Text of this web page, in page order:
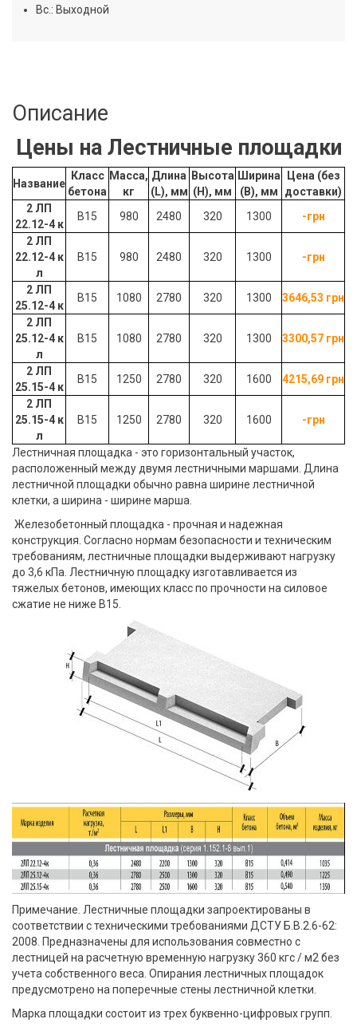
Вс.: Выходной
Описание
Цены на Лестничные площадки
Название
Класс
бетона
Масса,
кг
Длина
(L), мм
Высота
(H), мм
Ширина
(B), мм
Цeна (без
доставки)
2 ЛП
22.12-4 к
B15 980 2480 320 1300
-грн
2 ЛП
22.12-4 к
л
B15 980 2480 320 1300 -грн
2 ЛП
25.12-4 к
B15 1080 2780 320 1300
3646,53 грн
2 ЛП
25.12-4 к
л
B15 1080 2780 320 1300 3300,57 грн
2 ЛП
25.15-4 к
B15 1250 2780 320 1600
4215,69 грн
2 ЛП
25.15-4 к
л
B15 1250 2780 320 1600 -грн
Лестничная площадка - это горизонтальный участок,
расположенный между двумя лестничными маршами. Длина
лестничной площадки обычно равна ширине лестничной
клетки, а ширина - ширине марша.
Железобетонный площадка - прочная и надежная
конструкция. Согласно нормам безопасности и техническим
требованиям, лестничные площадки выдерживают нагрузку
до 3,6 кПа. Лестничную площадку изготавливается из
тяжелых бетонов, имеющих класс по прочности на силовое
сжатие не ниже В15.
Примечание. Лестничные площадки запроектированы в
соответствии с техническими требованиями ДСТУ Б.В.2.6-62:
2008. Предназначены для использования совместно с
лестницей на расчетную временную нагрузку 360 кгс / м2 без
учета собственного веса. Опирания лестничных площадок
предусмотрено на поперечные стены лестничной клетки.
Марка площадки состоит из трех буквенно-цифровых групп.